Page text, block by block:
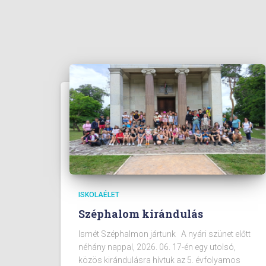
ISKOLAÉLET
Széphalom kirándulás
Ismét Széphalmon jártunk A nyári szünet előtt
néhány nappal, 2026. 06. 17-én egy utolsó,
közös kirándulásra hívtuk az 5. évfolyamos